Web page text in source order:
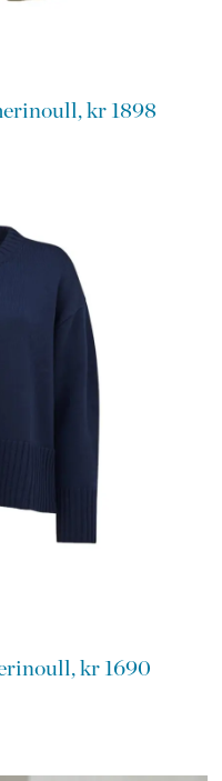
kr 1898
kr 1690